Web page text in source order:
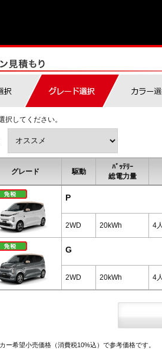
択してください。
グレード 駆動
ﾊﾞｯﾃﾘｰ
総電力量
P
2WD 20kWh 4
G
2WD 20kWh 4
ー希望小売価格（消費税10%込）で参考価格です。